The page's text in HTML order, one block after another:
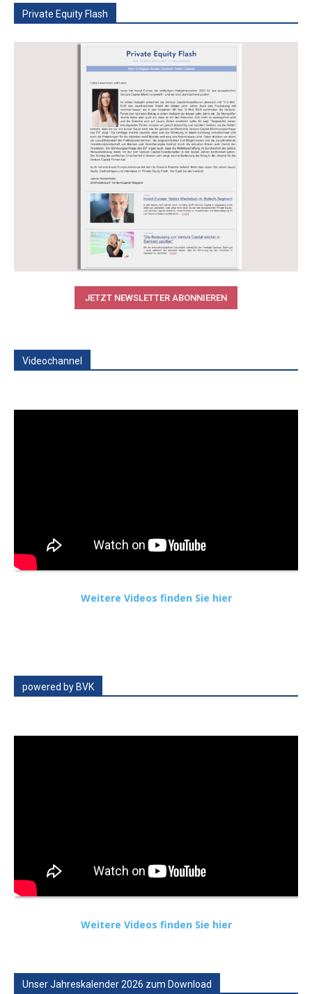
Private Equity Flash
JETZT NEWSLETTER ABONNIEREN
Videochannel
Weitere Videos finden Sie hier
powered by BVK
Weitere Videos finden Sie hier
Unser Jahreskalender 2026 zum Download